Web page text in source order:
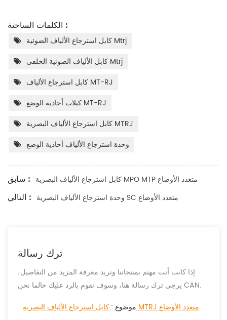
الكلمات الساخنة :
كابل استرجاع الألياف الضوئية Mtrj
كابل الألياف الضوئية الخلفي Mtrj
كابل استرجاع الألياف MT-RJ
كبلات أحادية الوضع MT-RJ
كابل استرجاع الألياف البصرية MTRJ
وحدة استرجاع الألياف أحادية الوضع
سابق : كابل استرجاع الألياف البصرية MPO MTP متعدد الأوضاع
التالي : وحدة استرجاع الألياف البصرية SC متعدد الأوضاع
ترك رسالة
إذا كانت أنت مهتم بمنتجاتنا وتريد معرفة المزيد من التفاصيل،
يرجى ترك رسالة هنا، وسوف نقوم بالرد عليك حالما نحن CAN.
موضوع :
كابل استرجاع الألياف البصرية MTRJ متعدد الأوضاع